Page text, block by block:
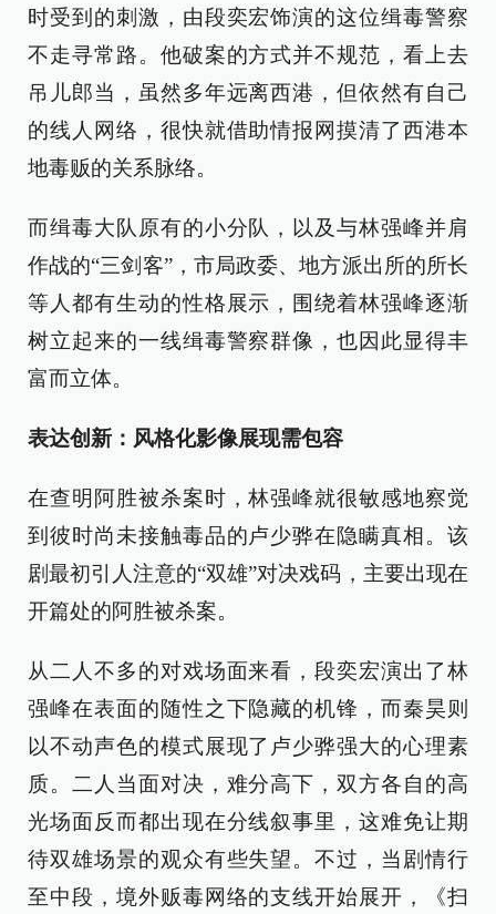
时受到的刺激，由段奕宏饰演的这位缉毒警察
不走寻常路。他破案的方式并不规范，看上去
吊儿郎当，虽然多年远离西港，但依然有自己
的线人网络，很快就借助情报网摸清了西港本
地毒贩的关系脉络。
而缉毒大队原有的小分队，以及与林强峰并肩
作战的“三剑客”，市局政委、地方派出所的所长
等人都有生动的性格展示，围绕着林强峰逐渐
树立起来的一线缉毒警察群像，也因此显得丰
富而立体。
表达创新：风格化影像展现需包容
在查明阿胜被杀案时，林强峰就很敏感地察觉
到彼时尚未接触毒品的卢少骅在隐瞒真相。该
剧最初引人注意的“双雄”对决戏码，主要出现在
开篇处的阿胜被杀案。
从二人不多的对戏场面来看，段奕宏演出了林
强峰在表面的随性之下隐藏的机锋，而秦昊则
以不动声色的模式展现了卢少骅强大的心理素
质。二人当面对决，难分高下，双方各自的高
光场面反而都出现在分线叙事里，这难免让期
待双雄场景的观众有些失望。不过，当剧情行
至中段，境外贩毒网络的支线开始展开，《扫